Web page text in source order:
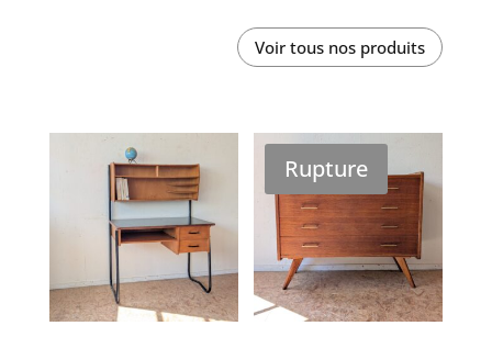
Voir tous nos produits
Rupture